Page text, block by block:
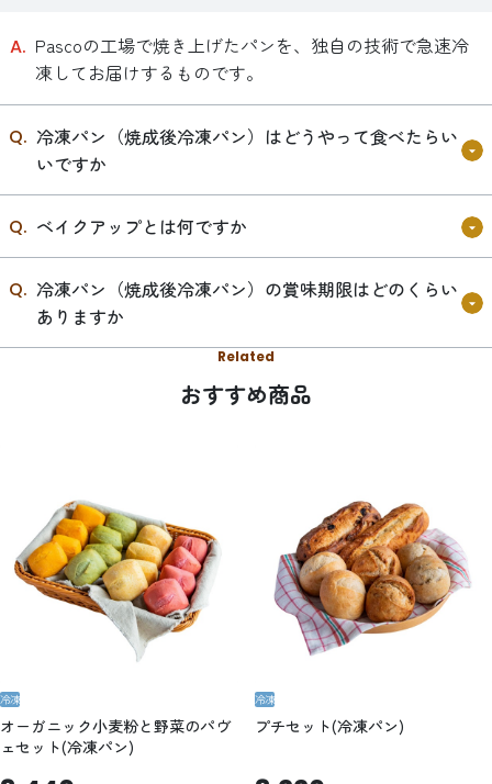
Pascoの工場で焼き上げたパンを、独自の技術で急速冷
凍してお届けするものです。
冷凍パン（焼成後冷凍パン）はどうやって食べたらい
いですか
ベイクアップとは何ですか
冷凍パン（焼成後冷凍パン）の賞味期限はどのくらい
ありますか
Related
おすすめ商品
冷凍
オーガニック小麦粉と野菜のパヴ
ェセット(冷凍パン)
冷凍
プチセット(冷凍パン)